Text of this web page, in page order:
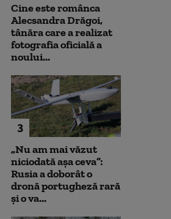
Cine este românca
Alecsandra Drăgoi,
tânăra care a realizat
fotografia oficială a
noului...
3
„Nu am mai văzut
niciodată așa ceva”:
Rusia a doborât o
dronă portugheză rară
și o va...